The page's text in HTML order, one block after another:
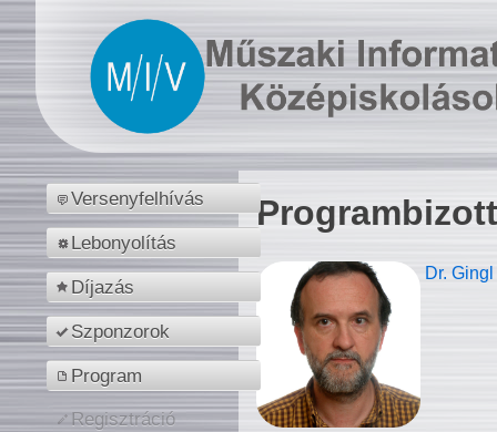
Versenyfelhívás
Lebonyolítás
Díjazás
Szponzorok
Program
Regisztráció
Dr.